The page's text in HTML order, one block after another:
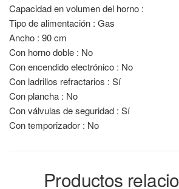
Capacidad en volumen del horno :
Tipo de alimentación : Gas
Ancho : 90 cm
Con horno doble : No
Con encendido electrónico : No
Con ladrillos refractarios : Sí
Con plancha : No
Con válvulas de seguridad : Sí
Con temporizador : No
Productos